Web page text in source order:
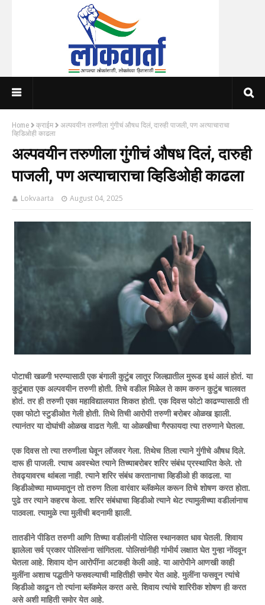
Home क्राईम
अल्पवयीन तरुणीला गुंगीचं औषध दिलं, दारुही पाजली, पण अत्याचाराचा
व्हिडिओही काढला
अल्पवयीन तरुणीला गुंगीचं औषध दिलं, दारुही
पाजली, पण अत्याचाराचा व्हिडिओही काढला
Lokvaarta August 04, 2025
पोटाची खळगी भरण्यासाठी एक बंगाली कुटुंब लातूर जिल्ह्यातील मुरूड इथं आलं होतं. या
कुटुंबात एक अल्पवयीन तरुणी होती. तिचे वडील मिळेल ते काम करुन कुटुंब चालवत
होतं. तर ही तरुणी एका महाविद्यालयात शिकत होती. एक दिवस फोटो काढण्यासाठी ती
एका फोटो स्टुडीओत गेली होती. तिथे तिची आरोपी तरुणी बरोबर ओळख झाली.
त्यानंतर या दोघांची ओळख वाढत गेली. या ओळखीचा गैरफायदा त्या तरुणाने घेतला.
एक दिवस तो त्या तरुणीला घेवून लॉजवर गेला. तिथेच तिला त्याने गुंगीचे औषध दिले.
दारू ही पाजली. त्याच अवस्थेत त्याने तिच्याबरोबर शरिर संबंध प्रस्थापित केले. तो
तेवढ्यावरच थांबला नाही. त्याने शरिर संबंध करतानाचा व्हिडीओ ही काढला. या
व्हिडीओच्या माध्यमातून तो तरुण तिला वारंवार ब्लॅकमेल करून तिचे शोषण करत होता.
पुढे तर त्याने कहरच केला. शरिर संबंधाचा व्हिडीओ त्याने थेट त्यामुलीच्या वडीलांनाच
पाठवला. त्यामुळे त्या मुलीची बदनामी झाली.
तातडीने पीडित तरुणी आणि तिच्या वडीलांनी पोलिस स्थानकात धाव घेतली. शिवाय
झालेला सर्व प्रकार पोलिसांना सांगितला. पोलिसांनीही गांभीर्य लक्षात घेत गुन्हा नोंदवून
घेतला आहे. शिवाय दोन आरोपींना अटकही केली आहे. या आरोपीने आणखी काही
मुलींना अशाच पद्धतीने फसवल्याची माहितीही समोर येत आहे. मुलींना फसवून त्यांचे
व्हिडीओ काढून तो त्यांना ब्लॅकमेल करत असे. शिवाय त्यांचे शारिरीक शोषण ही करत
असे अशी माहिती समोर येत आहे.